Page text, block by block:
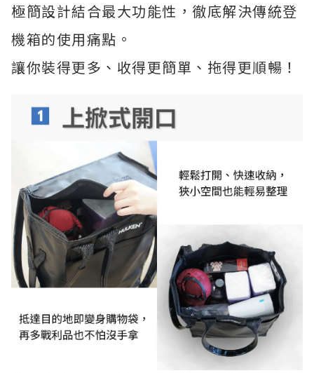
極簡設計結合最大功能性，徹底解決傳統登
機箱的使用痛點。
讓你裝得更多、收得更簡單、拖得更順暢！